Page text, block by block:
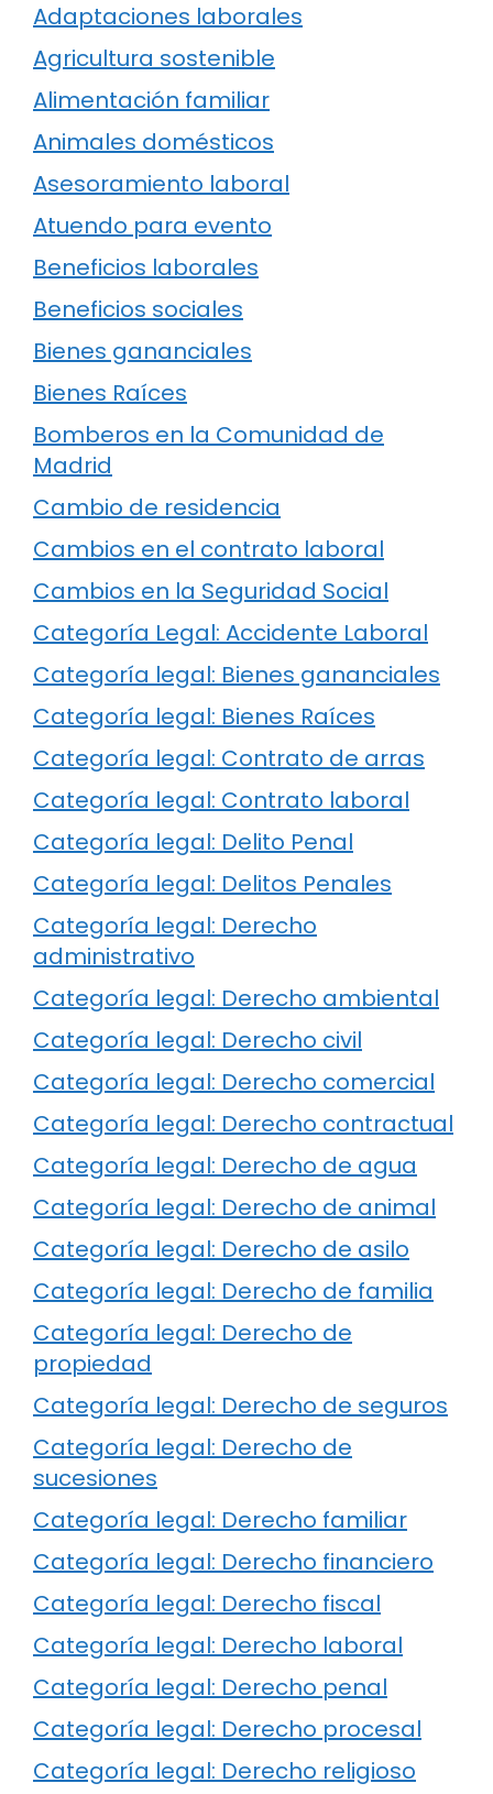
Adaptaciones laborales
Agricultura sostenible
Alimentación familiar
Animales domésticos
Asesoramiento laboral
Atuendo para evento
Beneficios laborales
Beneficios sociales
Bienes gananciales
Bienes Raíces
Bomberos en la Comunidad de
Madrid
Cambio de residencia
Cambios en el contrato laboral
Cambios en la Seguridad Social
Categoría Legal: Accidente Laboral
Categoría legal: Bienes gananciales
Categoría legal: Bienes Raíces
Categoría legal: Contrato de arras
Categoría legal: Contrato laboral
Categoría legal: Delito Penal
Categoría legal: Delitos Penales
Categoría legal: Derecho
administrativo
Categoría legal: Derecho ambiental
Categoría legal: Derecho civil
Categoría legal: Derecho comercial
Categoría legal: Derecho contractual
Categoría legal: Derecho de agua
Categoría legal: Derecho de animal
Categoría legal: Derecho de asilo
Categoría legal: Derecho de familia
Categoría legal: Derecho de
propiedad
Categoría legal: Derecho de seguros
Categoría legal: Derecho de
sucesiones
Categoría legal: Derecho familiar
Categoría legal: Derecho financiero
Categoría legal: Derecho fiscal
Categoría legal: Derecho laboral
Categoría legal: Derecho penal
Categoría legal: Derecho procesal
Categoría legal: Derecho religioso